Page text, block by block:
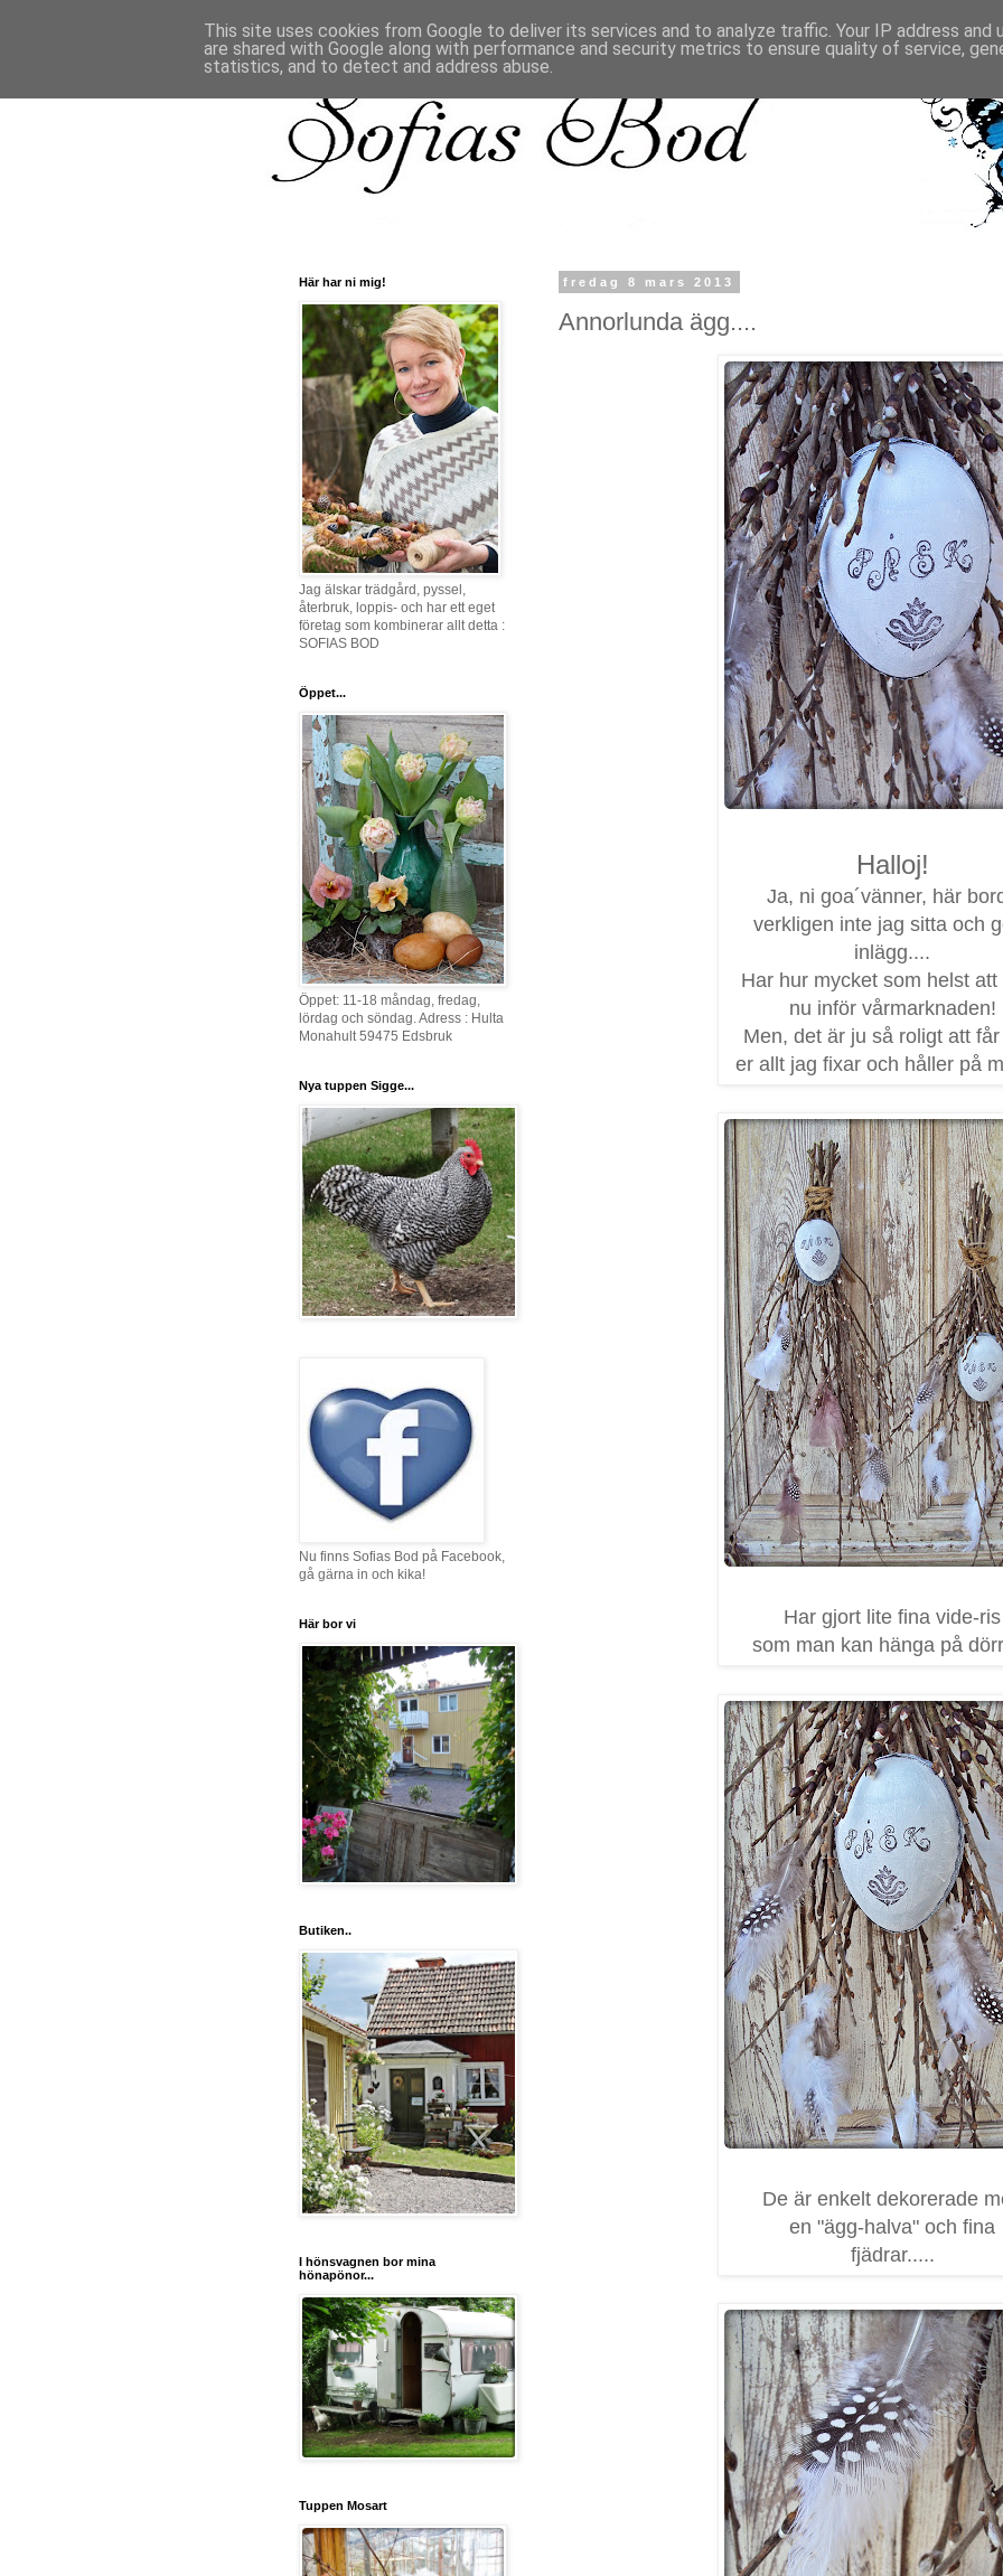
fredag 8 mars 2013
Annorlunda ägg....
Halloj!
Ja, ni goa´vänner, här
verkligen inte jag sitta och
inlägg....
Har hur mycket som helst att
nu inför vårmarknaden!
Men, det är ju så roligt att
er allt jag fixar och håller på
Har gjort lite fina vide-ris
som man kan hänga på
De är enkelt dekorerade
en "ägg-halva" och fina
fjädrar.....
Här har ni mig!
Jag älskar trädgård, pyssel,
återbruk, loppis- och har ett eget
företag som kombinerar allt detta :
SOFIAS BOD
Öppet...
Öppet: 11-18 måndag, fredag,
lördag och söndag. Adress : Hulta
Monahult 59475 Edsbruk
Nya tuppen Sigge...
Nu finns Sofias Bod på Facebook,
gå gärna in och kika!
Här bor vi
Butiken..
I hönsvagnen bor mina
hönapönor...
Tuppen Mosart
This site uses cookies from Google to deliver its services and to analyze traffic. Your IP address and
are shared with Google along with performance and security metrics to ensure quality of service,
statistics, and to detect and address abuse.